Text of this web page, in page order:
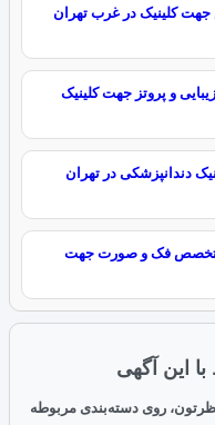
کلینیک در غرب تهران
و پروتز جهت کلینیک
دندانپزشکی در تهران
متخصص فک و صورت جهت
این آگهی
روی دسته‌بندی مربوطه